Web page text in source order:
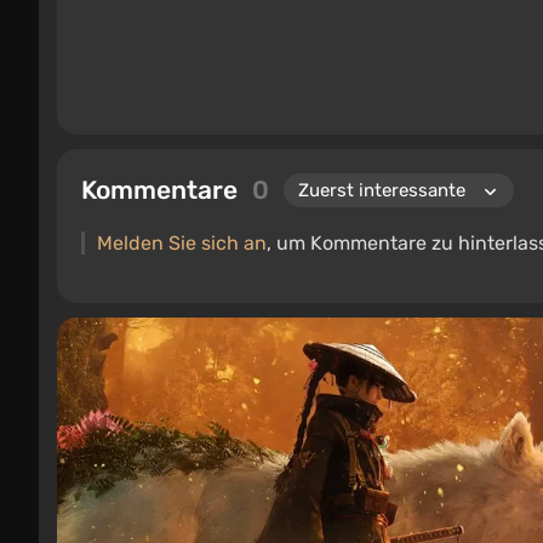
Kommentare 0
Melden Sie sich an, um Kommentare zu